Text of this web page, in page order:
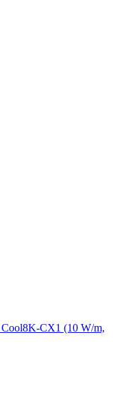
CX1 (10 W/m,